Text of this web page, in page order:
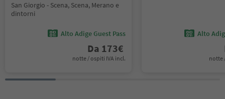
San Giorgio - Scena, Scena, Merano e
dintorni
Alto Adige Guest Pass
Da 173€
notte / ospiti IVA incl.
Alto
notte